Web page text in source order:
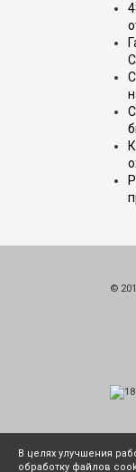
©
В целях улучшения
обработку файлов